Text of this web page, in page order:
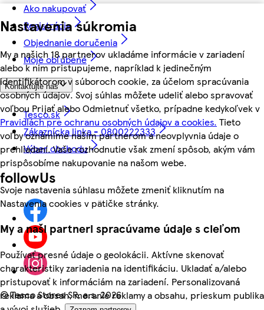
Nastavenia súkromia
My a našich 18 partnerov ukladáme informácie v zariadení
alebo k nim pristupujeme, napríklad k jedinečným
identifikátorom v súboroch cookie, za účelom spracúvania
osobných údajov. Svoj súhlas môžete udeliť alebo spravovať
voľbou Prijať alebo Odmietnuť všetko, prípadne kedykoľvek v
Pravidlách pre ochranu osobných údajov a cookies. Tieto
voľby oznámime našim partnerom a neovplyvnia údaje o
prehliadaní. Vaše rozhodnutie však zmení spôsob, akým vám
prispôsobíme nakupovanie na našom webe.
Svoje nastavenia súhlasu môžete zmeniť kliknutím na
Nastavenia cookies v pätičke stránky.
My a naši partneri spracúvame údaje s cieľom
Používať presné údaje o geolokácii. Aktívne skenovať
charakteristiky zariadenia na identifikáciu. Ukladať a/alebo
pristupovať k informáciám na zariadení. Personalizovaná
reklama a obsah, meranie reklamy a obsahu, prieskum publika
Ako nakupovať
Registrácia
Objednanie doručenia
Moje obľúbené
Kontaktujte nás
Tesco.sk
Zákaznícka linka - 0800222333
Výber obchodu
followUs
©Tesco Stores SR, a.s. 2026